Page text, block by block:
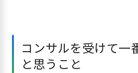
コンサルを受けて一
と思うこと